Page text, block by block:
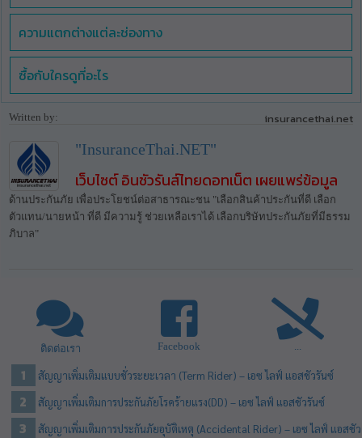
ความแตกต่างแต่ละช่องทาง
ซื้อกับใครดูที่อะไร
Written by: insurancethai.net
"InsuranceThai.NET"
เว็บไซต์ อินชัวรันส์ไทยดอทเน็ต เผยแพร่ข้อมูล
ด้านประกันภัย เพื่อประโยชน์ต่อสาธารณะชน "เลือกสินค้าประกันที่ดี เลือก
ตัวแทน/นายหน้า ที่ดี มีความรู้ ช่วยเหลือเราได้ เลือกบริษัทประกันภัยที่มีธรรม
ภิบาล"
ติดต่อเรา Facebook ...
สัญญาเพิ่มเติมแบบชั่วระยะเวลา (Term Rider) – เอซ ไลฟ์ แอสชัวรันซ์
สัญญาเพิ่มเติมการประกันภัยโรคร้ายแรง(DD) – เอซ ไลฟ์ แอสชัวรันซ์
สัญญาเพิ่มเติมการประกันภัยอุบัติเหตุ (Accidental Rider) – เอซ ไลฟ์ แอสชัว